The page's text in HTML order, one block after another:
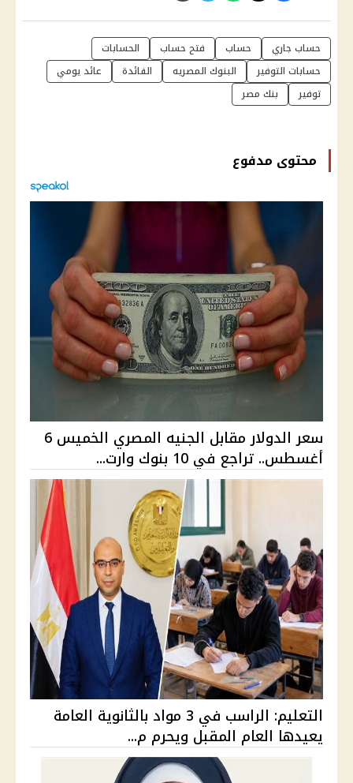
حساب جاري حساب فتح حساب
الحسابات
حسابات التوفير
البنوك المصريه الفائدة
عائد يومي
توفير
بنك مصر
محتوى مدفوع
سعر الدولار مقابل الجنيه المصري الخميس 6
أغسطس.. تراجع في 10 بنوك وارت...
التعليم: الراسب في 3 مواد بالثانوية العامة
يعيدها العام المقبل ويحرم م...